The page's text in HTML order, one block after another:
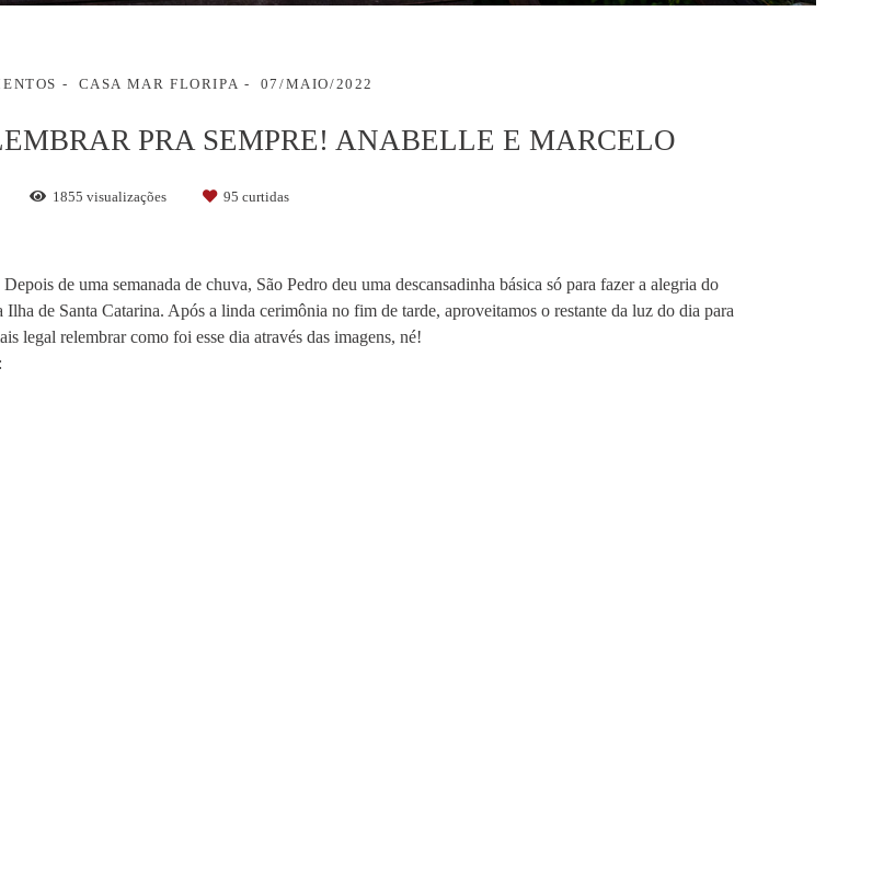
CASA MAR FLORIPA 07/MAIO/2022
PRA SEMPRE! ANABELLE E MARCELO
1855 visualizações 95 curtidas
de uma semanada de chuva, São Pedro deu uma descansadinha básica só para fazer a alegria do
de Santa Catarina. Após a linda cerimônia no fim de tarde, aproveitamos o restante da luz do dia para
legal relembrar como foi esse dia através das imagens, né!